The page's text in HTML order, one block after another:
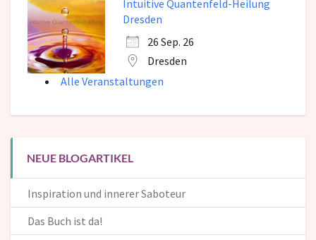
Intuitive Quantenfeld-Heilung
Dresden
26 Sep. 26
Dresden
Alle Veranstaltungen
NEUE BLOGARTIKEL
Inspiration und innerer Saboteur
Das Buch ist da!